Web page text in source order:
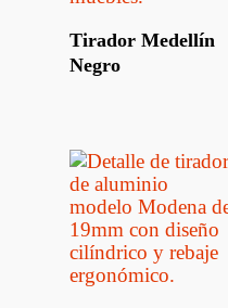
Leer Más
Tirador Medellín
Negro